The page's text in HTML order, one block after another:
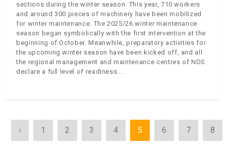
sections during the winter season. This year, 710 workers
and around 300 pieces of machinery have been mobilized
for winter maintenance. The 2025/26 winter maintenance
season began symbolically with the first intervention at the
beginning of October. Meanwhile, preparatory activities for
the upcoming winter season have been kicked off, and all
the regional management and maintenance centres of NDS
declare a full level of readiness.
‹ 1 2 3 4 5 6 7 8